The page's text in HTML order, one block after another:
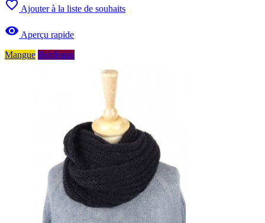
 Ajouter à la liste de souhaits
 Aperçu rapide
Mangue Bordeaux